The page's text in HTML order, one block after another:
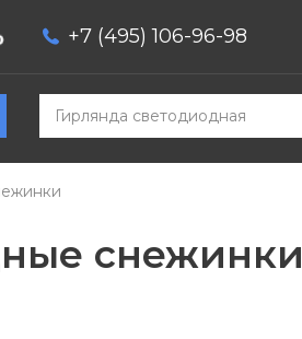
+7 (495) 106-96-98
снежинки